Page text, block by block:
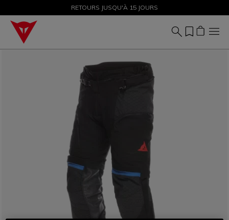
SOLDES JUSQU'À-50 % – ACHETEZ MAINTENANT
RETOURS JUSQU'À 15 JOURS